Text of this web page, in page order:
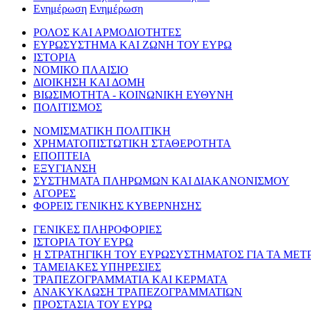
Ενημέρωση Ενημέρωση
ΡΟΛΟΣ ΚΑΙ ΑΡΜΟΔΙΟΤΗΤΕΣ
ΕΥΡΩΣΥΣΤΗΜΑ ΚΑΙ ΖΩΝΗ ΤΟΥ ΕΥΡΩ
ΙΣΤΟΡΙΑ
ΝΟΜΙΚΟ ΠΛΑΙΣΙΟ
ΔΙΟΙΚΗΣΗ ΚΑΙ ΔΟΜΗ
ΒΙΩΣΙΜΟΤΗΤΑ - ΚΟΙΝΩΝΙΚΗ ΕΥΘΥΝΗ
ΠΟΛΙΤΙΣΜΟΣ
ΝΟΜΙΣΜΑΤΙΚΗ ΠΟΛΙΤΙΚΗ
ΧΡΗΜΑΤΟΠΙΣΤΩΤΙΚΗ ΣΤΑΘΕΡΟΤΗΤΑ
ΕΠΟΠΤΕΙΑ
ΕΞΥΓΙΑΝΣΗ
ΣΥΣΤΗΜΑΤΑ ΠΛΗΡΩΜΩΝ ΚΑΙ ΔΙΑΚΑΝΟΝΙΣΜΟΥ
ΑΓΟΡΕΣ
ΦΟΡΕΙΣ ΓΕΝΙΚΗΣ ΚΥΒΕΡΝΗΣΗΣ
ΓΕΝΙΚΕΣ ΠΛΗΡΟΦΟΡΙΕΣ
ΙΣΤΟΡΙΑ ΤΟΥ ΕΥΡΩ
Η ΣΤΡΑΤΗΓΙΚΗ ΤΟΥ ΕΥΡΩΣΥΣΤΗΜΑΤΟΣ ΓΙΑ ΤΑ
ΤΑΜΕΙΑΚΕΣ ΥΠΗΡΕΣΙΕΣ
ΤΡΑΠΕΖΟΓΡΑΜΜΑΤΙΑ ΚΑΙ ΚΕΡΜΑΤΑ
ΑΝΑΚΥΚΛΩΣΗ ΤΡΑΠΕΖΟΓΡΑΜΜΑΤΙΩΝ
ΠΡΟΣΤΑΣΙΑ ΤΟΥ ΕΥΡΩ